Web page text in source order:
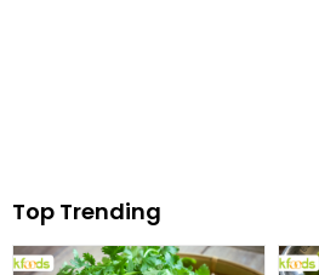
Top Trending